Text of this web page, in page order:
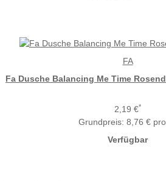
Fa Dusche Balancing Me Time
2,19 €*
Grundpreis: 8,76 €
Verfügbar
FA